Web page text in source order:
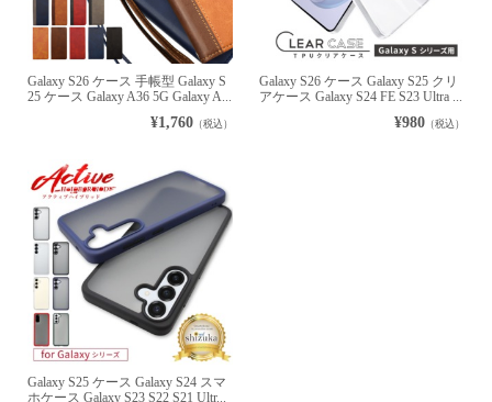
Galaxy S26 ケース 手帳型 Galaxy S
25 ケース Galaxy A36 5G Galaxy A...
¥1,760（税込）
Galaxy S26 ケース Galaxy S25 クリ
アケース Galaxy S24 FE S23 Ultra ...
¥980 （税込）
Galaxy S25 ケース Galaxy S24 スマ
ホケース Galaxy S23 S22 S21 Ultr...